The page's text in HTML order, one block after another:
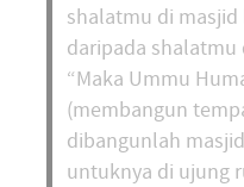
shalatmu di
daripada shalatmu
“Maka Ummu
(membangun
dibangunlah
untuknya di ujung